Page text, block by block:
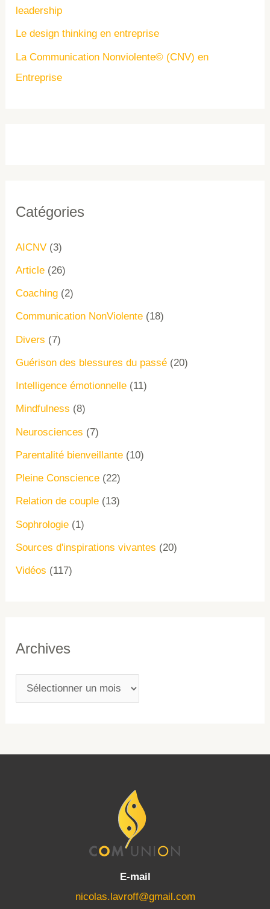
leadership
Le design thinking en entreprise
La Communication Nonviolente© (CNV) en
Entreprise
Catégories
AICNV (3)
Article (26)
Coaching (2)
Communication NonViolente (18)
Divers (7)
Guérison des blessures du passé (20)
Intelligence émotionnelle (11)
Mindfulness (8)
Neurosciences (7)
Parentalité bienveillante (10)
Pleine Conscience (22)
Relation de couple (13)
Sophrologie (1)
Sources d'inspirations vivantes (20)
Vidéos (117)
Archives
E-mail
nicolas.lavroff@gmail.com